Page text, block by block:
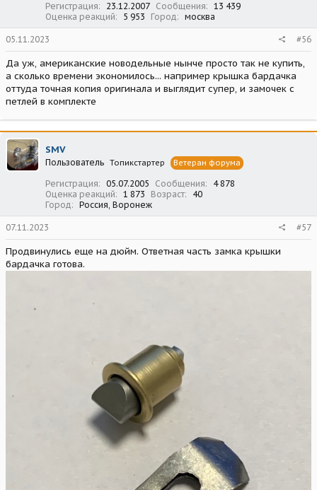
Регистрация 23.12.2007 Сообщения
13 439
Оценка реакций
5 953 Город москва
05.11.2023 #56
Да уж, американские новодельные нынче просто так не купить,
а сколько времени экономилось... например крышка бардачка
оттуда точная копия оригинала и выглядит супер, и замочек с
петлей в комплекте
SMV
Пользователь Топикстартер Ветеран форума
Регистрация 05.07.2005 Сообщения
4 878
Оценка реакций
1 873 Возраст
40
Город
Россия, Воронеж
07.11.2023 #57
Продвинулись еще на дюйм. Ответная часть замка крышки
бардачка готова.